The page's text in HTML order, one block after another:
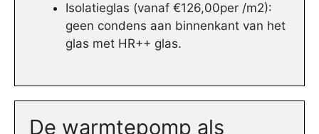
Isolatieglas (vanaf €126,00per /m2):
geen condens aan binnenkant van het
glas met HR++ glas.
De warmtepomp als